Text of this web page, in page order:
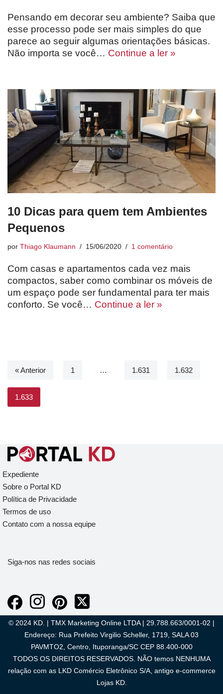
Pensando em decorar seu ambiente? Saiba que
esse processo pode ser mais simples do que
parece ao seguir algumas orientações básicas.
Não importa se você… Continue a ler »
10 Dicas para quem tem Ambientes
Pequenos
por Thiago Klaumann 15/06/2020 1 comentário
Com casas e apartamentos cada vez mais
compactos, saber como combinar os móveis de
um espaço pode ser fundamental para ter mais
conforto. Se você… Continue a ler »
« Anterior 1 … 1.631 1.632
1.633
Expediente
Sobre o Portal KD
Política de Privacidade
Termos de uso
Contato com a nossa equipe
Siga-nos nas redes sociais
© 2024 KD. | TMX Marketing Online LTDA | 29.788.663/0001-02 |
Endereço: Rua Prefeito Virgilio Scheller, 1719, SALA 03
PAVMTO2, Centro, Ituporanga/SC CEP 88.400-000
TODOS OS DIREITOS RESERVADOS. NÃO temos NENHUMA
relação com as LKD Comércio Eletrônico S/A, antigo e-commerce
Lojas KD.